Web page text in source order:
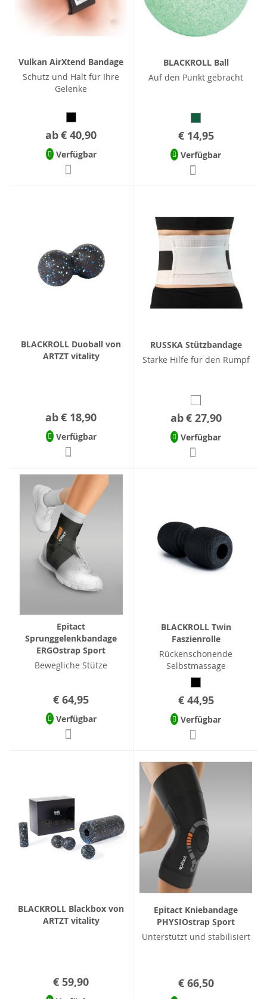
Vulkan AirXtend Bandage
Schutz und Halt für Ihre
Gelenke
ab€ 40,90
Verfügbar
BLACKROLL Ball
Auf den Punkt gebracht
€ 14,95
Verfügbar
BLACKROLL Duoball von
ARTZT vitality
ab€ 18,90
Verfügbar
RUSSKA Stützbandage
Starke Hilfe für den Rumpf
ab€ 27,90
Verfügbar
Epitact
Sprunggelenkbandage
ERGOstrap Sport
Bewegliche Stütze
€ 64,95
Verfügbar
BLACKROLL Twin
Faszienrolle
Rückenschonende
Selbstmassage
€ 44,95
Verfügbar
BLACKROLL Blackbox von
ARTZT vitality
€ 59,90
Epitact Kniebandage
PHYSIOstrap Sport
Unterstützt und stabilisiert
€ 66,50